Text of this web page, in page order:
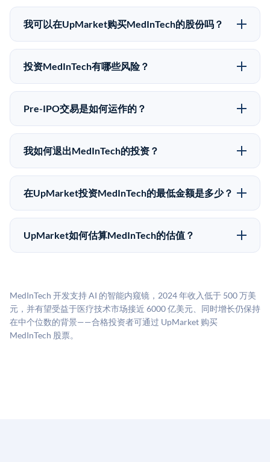
MedInTech没有公开股价，因为它是一家私有公司。最
近的已知股价来自其最近一轮融资。 二级市场上的Pre-
有所不同。
我可以在UpMarket购买MedInTech的股份吗？
可以。合格投资者可以通过填写本页表单或在
upmarket.co创建账户来表达对MedInTech股份的投资意
50,000美元。UpMarket是FINRA注册的经纪交易商，
自2019年以来已经纪超过5亿美元的另类投资。
投资MedInTech有哪些风险？
Pre-IPO投资存在重大风险。MedInTech的股份流动性
低，意味着没有公开市场可以快速出售。不存在确定的
应做好可能全部损失的准备。私有公司的估值在融资轮
次之间可能大幅波动。投资者应在投资前咨询其财务顾
Pre-IPO交易是如何运作的？
在Pre-IPO交易中，合格投资者通过二级市场平台从现有
股东（如员工、早期投资者或其他持有人）处购买股
为FINRA注册的经纪交易商促成这些交易，代表双方处
理合规、文件和结算事宜。
我如何退出MedInTech的投资？
Pre-IPO持股主要有两种退出途径：在二级市场将股份出
售给其他买家，或持有直到公司完成IPO或被收购。两
市场条件。任何退出的时间都是不可预测的，投资者应
做好多年持有的准备。
在UpMarket投资MedInTech的最低金额是多少？
UpMarket上大多数Pre-IPO产品的最低投资金额为
50,000美元。具体金额可能因产品和股份供应情况而有
UpMarket如何估算MedInTech的估值？
司可比倍数应用私有公司折扣，以反映流动性不足和信
息不对称。此估值不构成投资建议，可能与实际交易价
格存在重大差异。
MedInTech 开发支持 AI 的智能内窥镜，2024 年收入低于 500 万美
元，并有望受益于医疗技术市场接近 6000 亿美元、同时增长仍保持
在中个位数的背景——合格投资者可通过 UpMarket 购买
MedInTech 股票。